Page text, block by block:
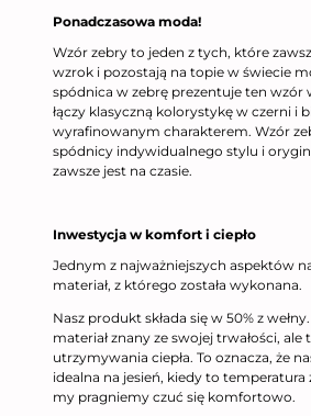
Ponadczasowa moda!
Wzór zebry to jeden z tych, które
wzrok i pozostają na topie w świecie
spódnica w zebrę prezentuje ten wzór
łączy klasyczną kolorystykę w czerni i
wyrafinowanym charakterem. Wzór
spódnicy indywidualnego stylu i
zawsze jest na czasie.
Inwestycja w komfort i ciepło
Jednym z najważniejszych aspektów
materiał, z którego została wykonana.
Nasz produkt składa się w 50% z
materiał znany ze swojej trwałości, ale
utrzymywania ciepła. To oznacza, że
idealna na jesień, kiedy to temperatura
my pragniemy czuć się komfortowo.